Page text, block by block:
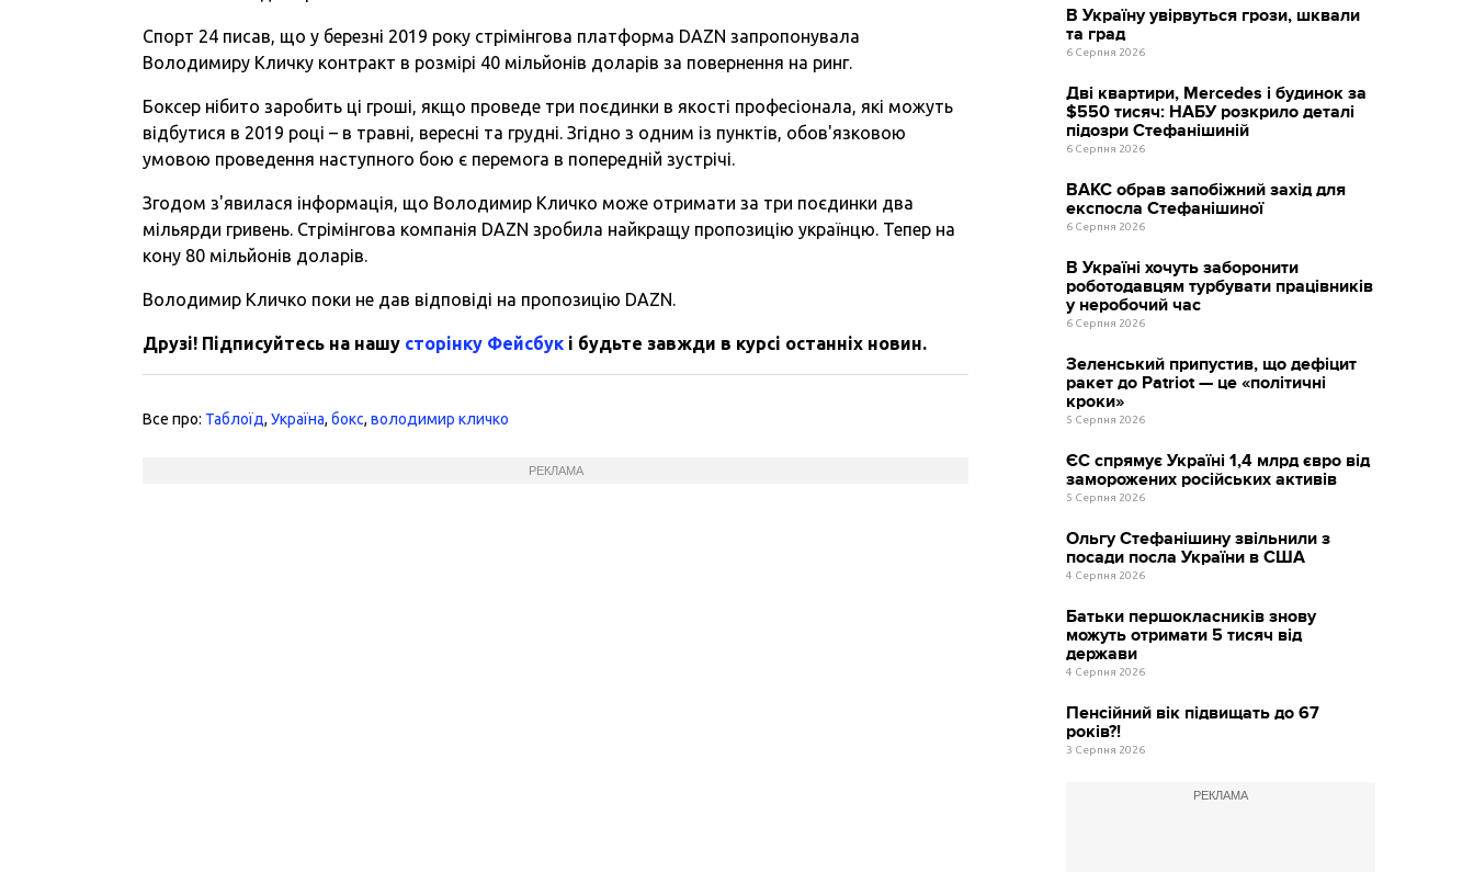
Спорт 24 писав, що у березні 2019 року стрімінгова платформа DAZN запропонувала
Володимиру Кличку контракт в розмірі 40 мільйонів доларів за повернення на ринг.
Боксер нібито заробить ці гроші, якщо проведе три поєдинки в якості професіонала, які можуть
відбутися в 2019 році – в травні, вересні та грудні. Згідно з одним із пунктів, обов'язковою
умовою проведення наступного бою є перемога в попередній зустрічі.
Згодом з'явилася інформація, що Володимир Кличко може отримати за три поєдинки два
мільярди гривень. Стрімінгова компанія DAZN зробила найкращу пропозицію українцю. Тепер на
кону 80 мільйонів доларів.
Володимир Кличко поки не дав відповіді на пропозицію DAZN.
Друзі! Підписуйтесь на нашу сторінку Фейсбук і будьте завжди в курсі останніх новин.
Все про: Таблоїд,Україна,бокс,володимир кличко
РЕКЛАМА
В Україну увірвуться грози, шквали
та град
6 Серпня 2026
Дві квартири, Mercedes і будинок за
$550 тисяч: НАБУ розкрило деталі
підозри Стефанішиній
6 Серпня 2026
ВАКС обрав запобіжний захід для
експосла Стефанішиної
6 Серпня 2026
В Україні хочуть заборонити
роботодавцям турбувати працівників
у неробочий час
6 Серпня 2026
Зеленський припустив, що дефіцит
ракет до Patriot — це «політичні
кроки»
5 Серпня 2026
ЄС спрямує Україні 1,4 млрд євро від
заморожених російських активів
5 Серпня 2026
Ольгу Стефанішину звільнили з
посади посла України в США
4 Серпня 2026
Батьки першокласників знову
можуть отримати 5 тисяч від
держави
4 Серпня 2026
Пенсійний вік підвищать до 67
років?!
3 Серпня 2026
РЕКЛАМА